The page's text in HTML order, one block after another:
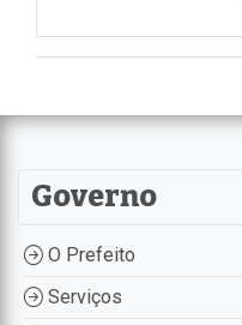
Governo
O Prefeito
Serviços